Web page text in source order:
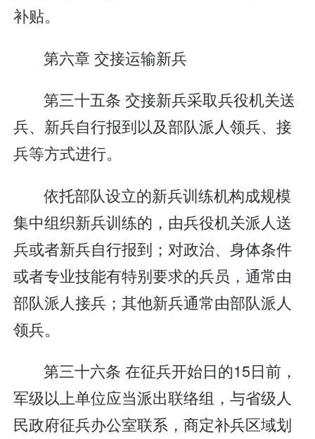
补贴。
第六章 交接运输新兵
第三十五条 交接新兵采取兵役机关送
兵、新兵自行报到以及部队派人领兵、接
兵等方式进行。
依托部队设立的新兵训练机构成规模
集中组织新兵训练的，由兵役机关派人送
兵或者新兵自行报到；对政治、身体条件
或者专业技能有特别要求的兵员，通常由
部队派人接兵；其他新兵通常由部队派人
领兵。
第三十六条 在征兵开始日的15日前，
军级以上单位应当派出联络组，与省级人
民政府征兵办公室联系，商定补兵区域划